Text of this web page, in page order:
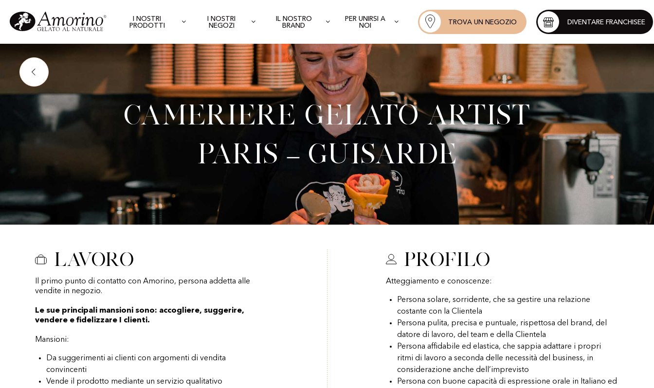
I NOSTRI
PRODOTTI
I NOSTRI
NEGOZI
IL NOSTRO
BRAND
PER UNIRSI A
NOI
TROVA UN NEGOZIO DIVENTARE FRANCHISEE
Cameriere Gelato Artist
Paris – Guisarde
Lavoro
Il primo punto di contatto con Amorino, persona addetta alle
vendite in negozio.
Le sue principali mansioni sono: accogliere, suggerire,
vendere e fidelizzare I clienti.
Mansioni:
Da suggerimenti ai clienti con argomenti di vendita
convincenti
Vende il prodotto mediante un servizio qualitativo
Profilo
Atteggiamento e conoscenze:
Persona solare, sorridente, che sa gestire una relazione
costante con la Clientela
Persona pulita, precisa e puntuale, rispettosa del brand, del
datore di lavoro, del team e della Clientela
Persona affidabile ed elastica, che sappia adattare i propri
ritmi di lavoro a seconda delle necessità del business, in
considerazione anche dell’imprevisto
Persona con buone capacità di espressione orale in Italiano ed